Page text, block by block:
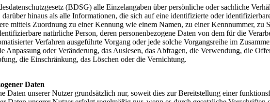
(BDSG) alle Einzelangaben über persönliche oder sachliche
hinaus als alle Informationen, die sich auf eine identifizierte oder
mittels Zuordnung zu einer Kennung wie einem Namen, zu einer Kennnummer, zu
natürliche Person, deren personenbezogene Daten von dem für die
Verfahren ausgeführte Vorgang oder jede solche Vorgangsreihe im
Anpassung oder Veränderung, das Auslesen, das Abfragen, die Verwendung, die
die Einschränkung, das Löschen oder die Vernichtung.
Daten
Daten unserer Nutzer grundsätzlich nur, soweit dies zur Bereitstellung einer